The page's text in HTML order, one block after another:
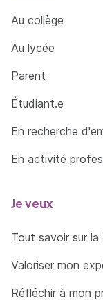
Au collège
Au lycée
Parent
Étudiant.e
En recherche
En activité
Je veux
Tout savoir sur
Valoriser mon
Réfléchir à mon